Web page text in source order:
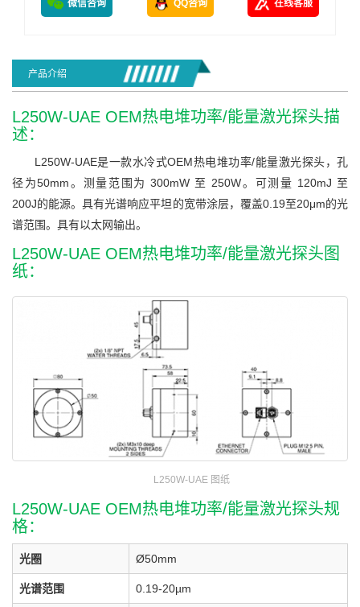
微信咨询 QQ咨询 在线客服
产品介绍
L250W-UAE OEM热电堆功率/能量激光探头描
述：
L250W-UAE是一款水冷式OEM热电堆功率/能量激光探头，孔
径为50mm。测量范围为 300mW 至 250W。可测量 120mJ 至
200J的能源。具有光谱响应平坦的宽带涂层，覆盖0.19至20μm的光
谱范围。具有以太网输出。
L250W-UAE OEM热电堆功率/能量激光探头图
纸：
L250W-UAE 图纸
L250W-UAE OEM热电堆功率/能量激光探头规
格：
光圈 Ø50mm
光谱范围 0.19-20µm